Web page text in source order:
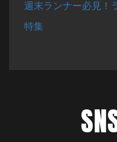
週末ランナー必見！
特集